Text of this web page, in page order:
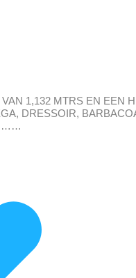
1,132 MTRS EN EEN
DRESSOIR,